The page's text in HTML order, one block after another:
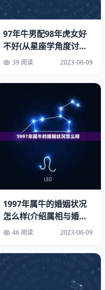
富的想象力和创意，能够
文学作品。她们也很容易
持警觉和清醒。
事物的本质和内在的联
要。她们往往是关爱他
面，往往有着不同寻常
，抓住时机，能够在各种
不错的创新和表达，能够
女孩也会遇到各种挑战
97年牛男配98年虎女好
不好(从星座学角度讨论
感情匹配)
39 阅读 2023-06-09
1997年属牛的婚姻状况
怎么样(介绍属相与婚姻
关系)46 阅读 2023-06-09